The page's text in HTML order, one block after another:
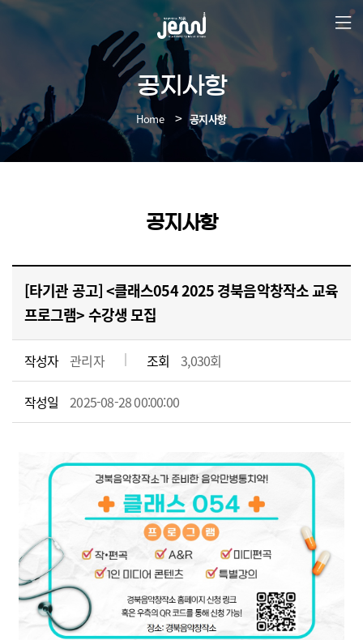
본
공지사항
Home 공지사항
공지사항
[타기관 공고] <클래스054 2025 경북음악창작소 교육
프로그램> 수강생 모집
작성자 관리자 조회 3,030회
작성일 2025-08-28 00:00:00